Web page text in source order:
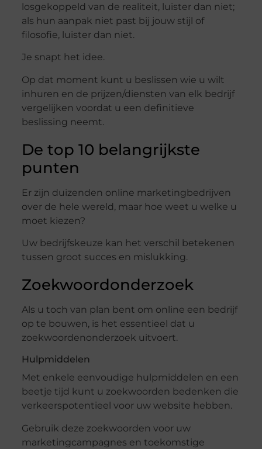
losgekoppeld van de realiteit, luister dan niet;
als hun aanpak niet past bij jouw stijl of
filosofie, luister dan niet.
Je snapt het idee.
Op dat moment kunt u beslissen wie u wilt
inhuren en de prijzen/diensten van elk bedrijf
vergelijken voordat u een definitieve
beslissing neemt.
De top 10 belangrijkste
punten
Er zijn duizenden online marketingbedrijven
over de hele wereld, maar hoe weet u welke u
moet kiezen?
Uw bedrijfskeuze kan het verschil betekenen
tussen groot succes en mislukking.
Zoekwoordonderzoek
Als u toch van plan bent om online een bedrijf
op te bouwen, is het essentieel dat u
zoekwoordenonderzoek uitvoert.
Hulpmiddelen
Met enkele eenvoudige hulpmiddelen en een
beetje tijd kunt u zoekwoorden bedenken die
verkeerspotentieel voor uw website hebben.
Gebruik deze zoekwoorden voor uw
marketingcampagnes en toekomstige